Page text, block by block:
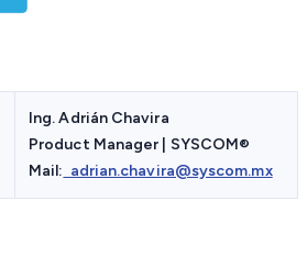
Ing. Adrián Chavira
Product Manager | SYSCOM®
Mail: adrian.chavira@syscom.mx